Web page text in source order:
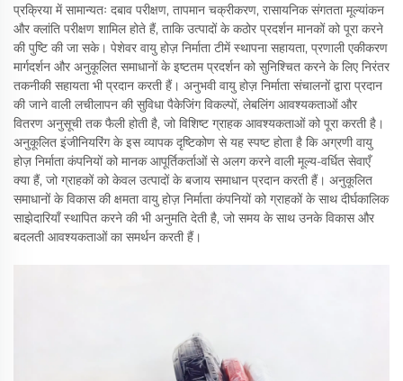
प्रक्रिया में सामान्यतः दबाव परीक्षण, तापमान चक्रीकरण, रासायनिक संगतता मूल्यांकन
और क्लांति परीक्षण शामिल होते हैं, ताकि उत्पादों के कठोर प्रदर्शन मानकों को पूरा करने
की पुष्टि की जा सके। पेशेवर वायु होज़ निर्माता टीमें स्थापना सहायता, प्रणाली एकीकरण
मार्गदर्शन और अनुकूलित समाधानों के इष्टतम प्रदर्शन को सुनिश्चित करने के लिए निरंतर
तकनीकी सहायता भी प्रदान करती हैं। अनुभवी वायु होज़ निर्माता संचालनों द्वारा प्रदान
की जाने वाली लचीलापन की सुविधा पैकेजिंग विकल्पों, लेबलिंग आवश्यकताओं और
वितरण अनुसूची तक फैली होती है, जो विशिष्ट ग्राहक आवश्यकताओं को पूरा करती है।
अनुकूलित इंजीनियरिंग के इस व्यापक दृष्टिकोण से यह स्पष्ट होता है कि अग्रणी वायु
होज़ निर्माता कंपनियों को मानक आपूर्तिकर्ताओं से अलग करने वाली मूल्य-वर्धित सेवाएँ
क्या हैं, जो ग्राहकों को केवल उत्पादों के बजाय समाधान प्रदान करती हैं। अनुकूलित
समाधानों के विकास की क्षमता वायु होज़ निर्माता कंपनियों को ग्राहकों के साथ दीर्घकालिक
साझेदारियाँ स्थापित करने की भी अनुमति देती है, जो समय के साथ उनके विकास और
बदलती आवश्यकताओं का समर्थन करती हैं।